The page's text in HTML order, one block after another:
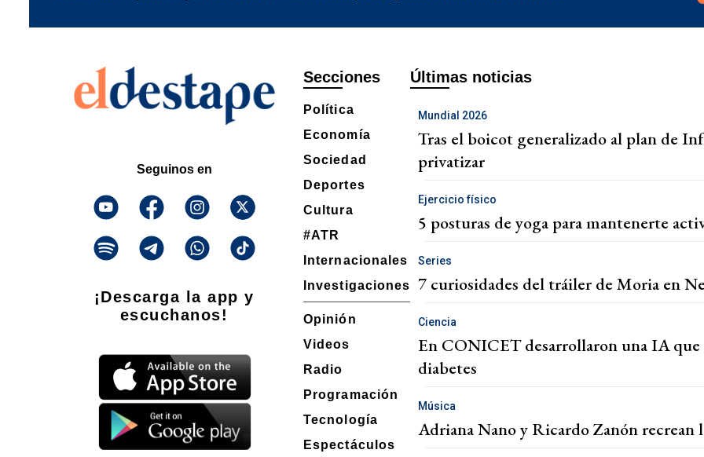
Seguinos en
¡Descarga la app y
escuchanos!
Secciones
Política
Economía
Sociedad
Deportes
Cultura
#ATR
Internacionales
Investigaciones
Opinión
Videos
Radio
Programación
Tecnología
Espectáculos
Últimas noticias
Mundial 2026
Tras el boicot generalizado al plan de
privatizar
Ejercicio físico
5 posturas de yoga para mantenerte
Series
7 curiosidades del tráiler de Moria en
Ciencia
En CONICET desarrollaron una IA
diabetes
Música
Adriana Nano y Ricardo Zanón recrean